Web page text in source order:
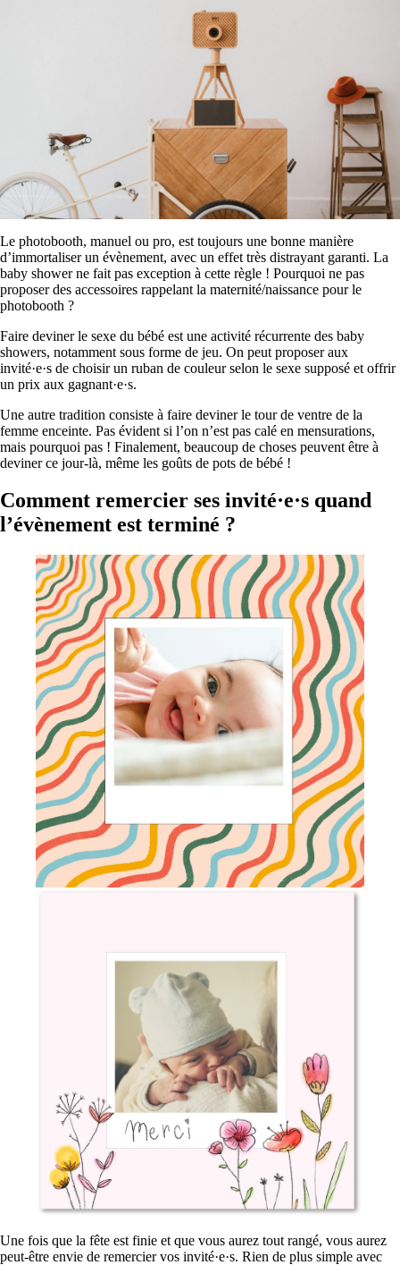
Le photobooth, manuel ou pro, est toujours une bonne manière
d’immortaliser un évènement, avec un effet très distrayant garanti. La
baby shower ne fait pas exception à cette règle ! Pourquoi ne pas
proposer des accessoires rappelant la maternité/naissance pour le
photobooth ?
Faire deviner le sexe du bébé est une activité récurrente des baby
showers, notamment sous forme de jeu. On peut proposer aux
invité·e·s de choisir un ruban de couleur selon le sexe supposé et offrir
un prix aux gagnant·e·s.
Une autre tradition consiste à faire deviner le tour de ventre de la
femme enceinte. Pas évident si l’on n’est pas calé en mensurations,
mais pourquoi pas ! Finalement, beaucoup de choses peuvent être à
deviner ce jour-là, même les goûts de pots de bébé !
Comment remercier ses invité·e·s quand
l’évènement est terminé ?
Une fois que la fête est finie et que vous aurez tout rangé, vous aurez
peut-être envie de remercier vos invité·e·s. Rien de plus simple avec